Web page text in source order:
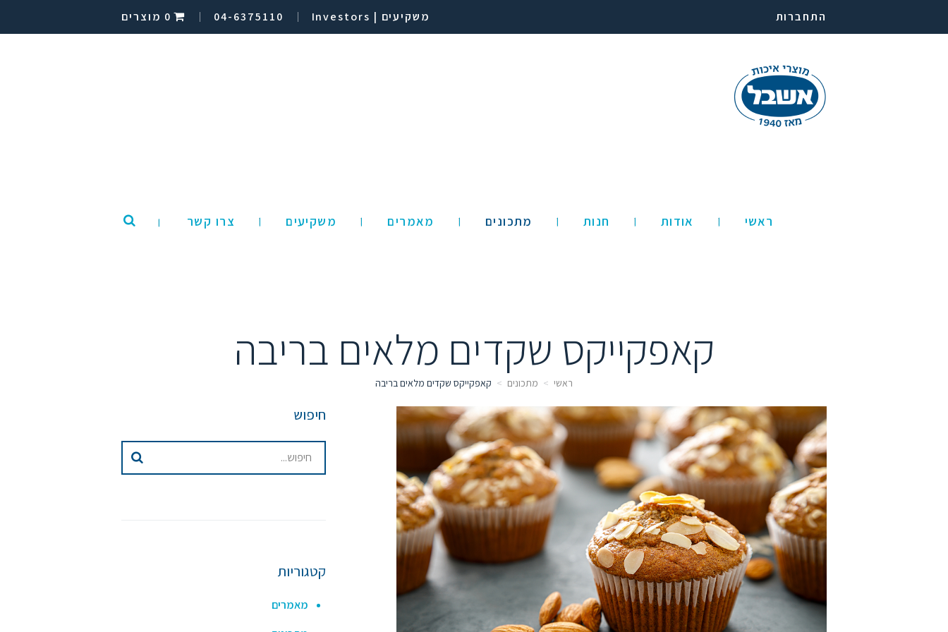
משקיעים | Investors 04-6375110 0 מוצרים התחברות
ראשי אודות חנות מתכונים מאמרים משקיעים צרו קשר
קאפקייקס שקדים מלאים בריבה
ראשי מתכונים קאפקייקס שקדים מלאים בריבה
חיפוש
קטגוריות
מאמרים